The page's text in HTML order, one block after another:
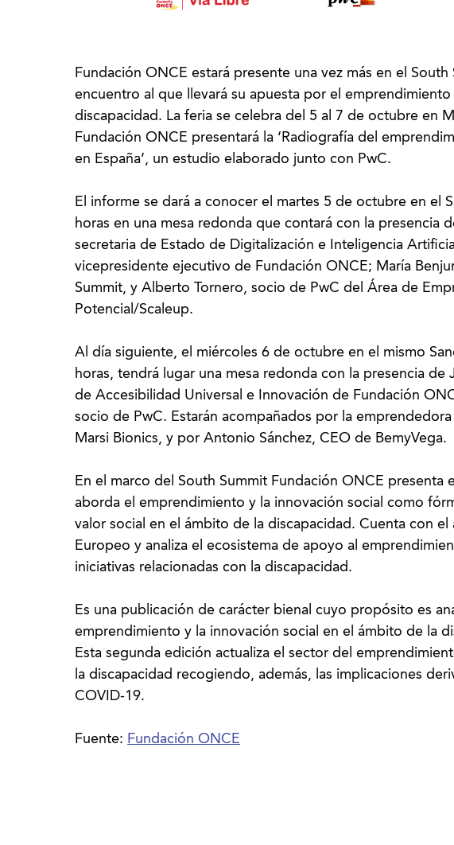
Fundación ONCE estará presente una vez más en el South
encuentro al que llevará su apuesta por el
discapacidad. La feria se celebra del 5 al 7 de octubre en
Fundación ONCE presentará la ‘Radiografía del
en España’, un estudio elaborado junto con PwC.
El informe se dará a conocer el martes 5 de octubre en el
horas en una mesa redonda que contará con la presencia
secretaria de Estado de Digitalización e Inteligencia
vicepresidente ejecutivo de Fundación ONCE; María
Summit, y Alberto Tornero, socio de PwC del Área de
Potencial/Scaleup.
Al día siguiente, el miércoles 6 de octubre en el mismo
horas, tendrá lugar una mesa redonda con la presencia de
de Accesibilidad Universal e Innovación de Fundación
socio de PwC. Estarán acompañados por la
Marsi Bionics, y por Antonio Sánchez, CEO de BemyVega.
En el marco del South Summit Fundación ONCE presenta
aborda el emprendimiento y la innovación social como
valor social en el ámbito de la discapacidad. Cuenta con el
Europeo y analiza el ecosistema de apoyo al
iniciativas relacionadas con la discapacidad.
Es una publicación de carácter bienal cuyo propósito es
emprendimiento y la innovación social en el ámbito de la
Esta segunda edición actualiza el sector del
la discapacidad recogiendo, además, las implicaciones
COVID-19.
Fuente: Fundación ONCE